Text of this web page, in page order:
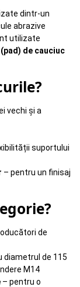
dintr-un
abrazive
utilizate
de cauciuc
vechi și a
suportului
– pentru un finisaj
de
diametrul de 115
M14
– pentru o